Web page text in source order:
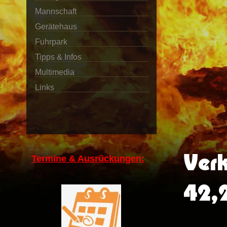
Mannschaft
Gerätehaus
Fuhrpark
Tipps & Infos
Multimedia
Links
Termine & Ausrückungen: